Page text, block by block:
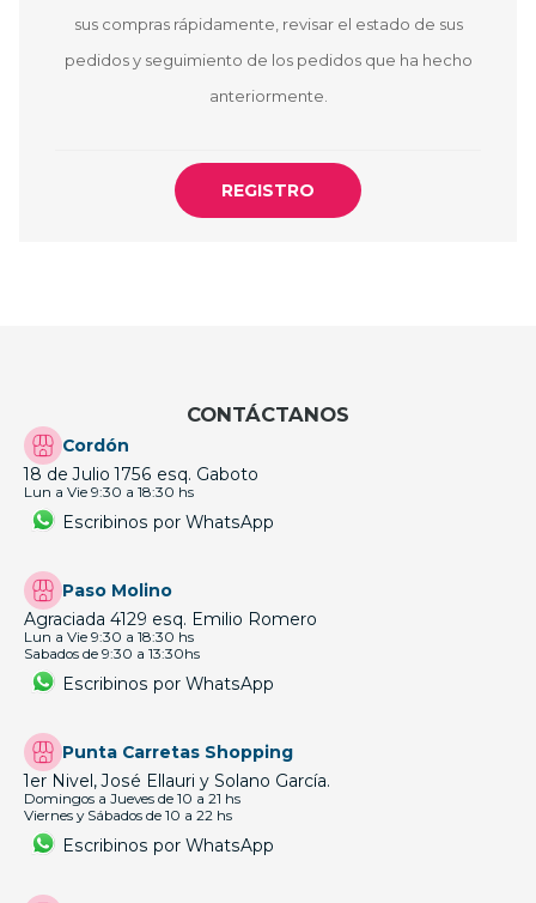
sus compras rápidamente, revisar el estado de sus
pedidos y seguimiento de los pedidos que ha hecho
anteriormente.
CONTÁCTANOS
Cordón
18 de Julio 1756 esq. Gaboto
Lun a Vie 9:30 a 18:30 hs
Escribinos por WhatsApp
Paso Molino
Agraciada 4129 esq. Emilio Romero
Lun a Vie 9:30 a 18:30 hs
Sabados de 9:30 a 13:30hs
Escribinos por WhatsApp
Punta Carretas Shopping
1er Nivel, José Ellauri y Solano García.
Domingos a Jueves de 10 a 21 hs
Viernes y Sábados de 10 a 22 hs
Escribinos por WhatsApp